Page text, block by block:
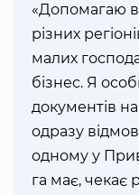
«Допомагаю
різних
малих
бізнес. Я
документів
одразу
одному у
га має, чекає